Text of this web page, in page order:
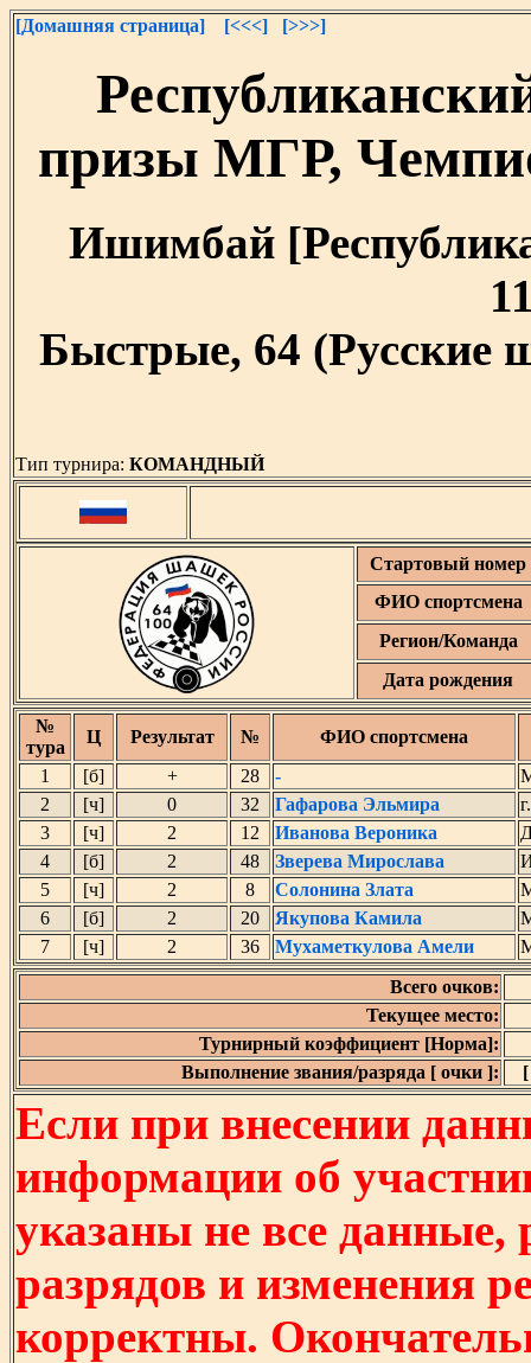
[Домашняя страница] [<<<] [>>>]
призы МГР,
Ишимбай
Быстрые, 64 (Русские
Тип турнира: КОМАНДНЫЙ
Стартовый номер
ФИО спортсмена
Регион/Команда
Дата рождения
№
тура
Ц Результат №
ФИО спортсмена
1
[б] + 28 -
2
[ч] 0 32 Гафарова Эльмира
3
[ч] 2 12 Иванова Вероника
4
[б] 2 48 Зверева Мирослава
5
[ч] 2 8 Солонина Злата
6
[б] 2 20 Якупова Камила
7
[ч] 2 36 Мухаметкулова Амели
Всего очков:
Текущее место:
Турнирный коэффициент [Норма]:
Выполнение звания/разряда [ очки ]:
Если при внесении
информации об
указаны не все
разрядов и изменения
корректны.